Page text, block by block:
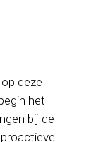
deze
het
bij de